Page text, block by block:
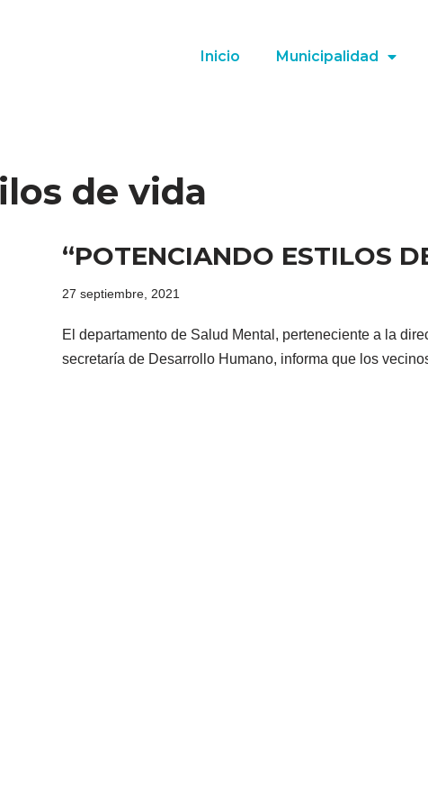
Inicio Municipalidad
de vida
“POTENCIANDO ESTILOS
27 septiembre, 2021
El departamento de Salud Mental, perteneciente a la
secretaría de Desarrollo Humano, informa que los